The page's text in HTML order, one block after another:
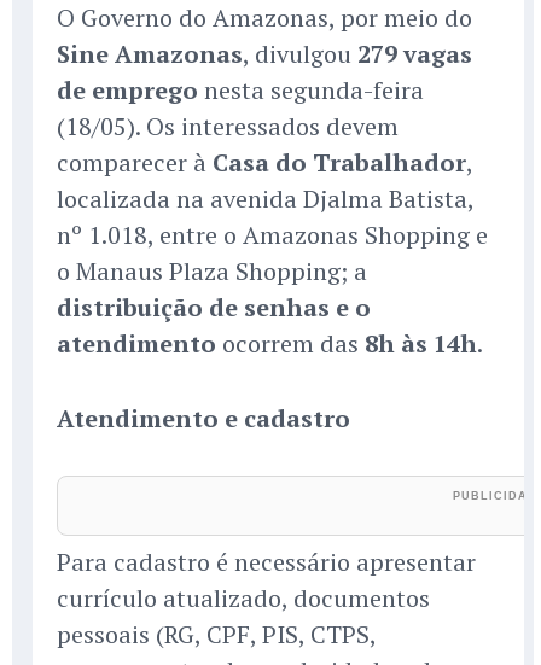
O Governo do Amazonas, por meio do
Sine Amazonas, divulgou 279 vagas
de emprego nesta segunda-feira
(18/05). Os interessados devem
comparecer à Casa do Trabalhador,
localizada na avenida Djalma Batista,
nº 1.018, entre o Amazonas Shopping e
o Manaus Plaza Shopping; a
distribuição de senhas e o
atendimento ocorrem das 8h às 14h.
Atendimento e cadastro
Para cadastro é necessário apresentar
currículo atualizado, documentos
pessoais (RG, CPF, PIS, CTPS,